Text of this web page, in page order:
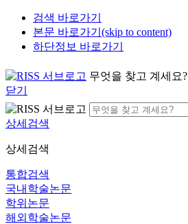
검색 바로가기
본문 바로가기(skip to content)
하단정보 바로가기
무엇을 찾고 계세요?
닫기
상세검색
상세검색
통합검색
국내학술논문
학위논문
해외학술논문